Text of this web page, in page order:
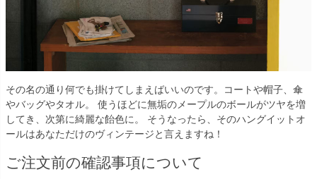
その名の通り何でも掛けてしまえばいいのです。コートや帽子、傘
やバッグやタオル。 使うほどに無垢のメープルのボールがツヤを増
してき、次第に綺麗な飴色に。 そうなったら、そのハングイットオ
ールはあなただけのヴィンテージと言えますね！
ご注文前の確認事項について